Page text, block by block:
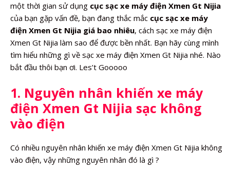
một thời gian sử dụng cục sạc xe máy điện Xmen Gt Nijia
của bạn gặp vấn đề, bạn đang thắc mắc cục sạc xe máy
điện Xmen Gt Nijia giá bao nhiêu, cách sạc xe máy điện
Xmen Gt Nijia làm sao để được bền nhất. Bạn hãy cùng mình
tìm hiểu những gì về sạc xe máy điện Xmen Gt Nijia nhé. Nào
bắt đầu thôi bạn ơi. Les’t Gooooo
1. Nguyên nhân khiến xe máy
điện Xmen Gt Nijia sạc không
vào điện
Có nhiều nguyên nhân khiến xe máy điện Xmen Gt Nijia không
vào điện, vậy những nguyên nhân đó là gì ?